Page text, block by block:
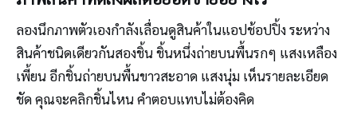
ลองนึกภาพตัวเองกำลังเลื่อนดูสินค้าในแอปช้อปปิ้ง ระหว่าง
สินค้าชนิดเดียวกันสองชิ้น ชิ้นหนึ่งถ่ายบนพื้นรกๆ แสงเหลือง
เพี้ยน อีกชิ้นถ่ายบนพื้นขาวสะอาด แสงนุ่ม เห็นรายละเอียด
ชัด คุณจะคลิกชิ้นไหน คำตอบแทบไม่ต้องคิด